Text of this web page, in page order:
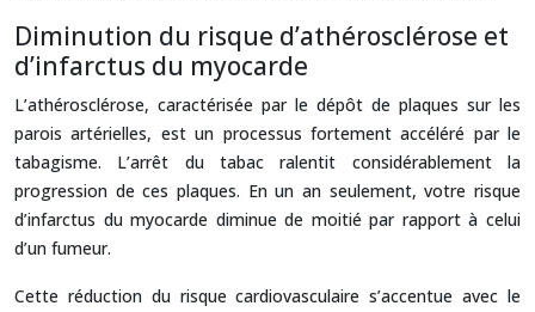
Diminution du risque d’athérosclérose et
d’infarctus du myocarde
L’athérosclérose, caractérisée par le dépôt de plaques sur les
parois artérielles, est un processus fortement accéléré par le
tabagisme. L’arrêt du tabac ralentit considérablement la
progression de ces plaques. En un an seulement, votre risque
d’infarctus du myocarde diminue de moitié par rapport à celui
d’un fumeur.
Cette réduction du risque cardiovasculaire s’accentue avec le